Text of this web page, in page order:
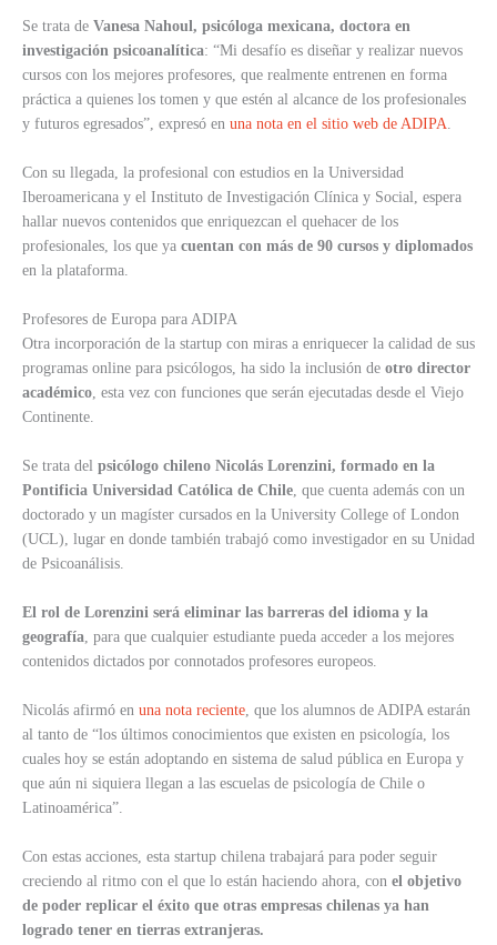
Se trata de Vanesa Nahoul, psicóloga mexicana, doctora en
investigación psicoanalítica: “Mi desafío es diseñar y realizar nuevos
cursos con los mejores profesores, que realmente entrenen en forma
práctica a quienes los tomen y que estén al alcance de los profesionales
y futuros egresados”, expresó en una nota en el sitio web de ADIPA.
Con su llegada, la profesional con estudios en la Universidad
Iberoamericana y el Instituto de Investigación Clínica y Social, espera
hallar nuevos contenidos que enriquezcan el quehacer de los
profesionales, los que ya cuentan con más de 90 cursos y diplomados
en la plataforma.
Profesores de Europa para ADIPA
Otra incorporación de la startup con miras a enriquecer la calidad de sus
programas online para psicólogos, ha sido la inclusión de otro director
académico, esta vez con funciones que serán ejecutadas desde el Viejo
Continente.
Se trata del psicólogo chileno Nicolás Lorenzini, formado en la
Pontificia Universidad Católica de Chile , que cuenta además con un
doctorado y un magíster cursados en la University College of London
(UCL), lugar en donde también trabajó como investigador en su Unidad
de Psicoanálisis.
El rol de Lorenzini será eliminar las barreras del idioma y la
geografía , para que cualquier estudiante pueda acceder a los mejores
contenidos dictados por connotados profesores europeos.
Nicolás afirmó en una nota reciente , que los alumnos de ADIPA estarán
al tanto de “los últimos conocimientos que existen en psicología, los
cuales hoy se están adoptando en sistema de salud pública en Europa y
que aún ni siquiera llegan a las escuelas de psicología de Chile o
Latinoamérica”.
Con estas acciones, esta startup chilena trabajará para poder seguir
creciendo al ritmo con el que lo están haciendo ahora, con el objetivo
de poder replicar el éxito que otras empresas chilenas ya han
logrado tener en tierras extranjeras.